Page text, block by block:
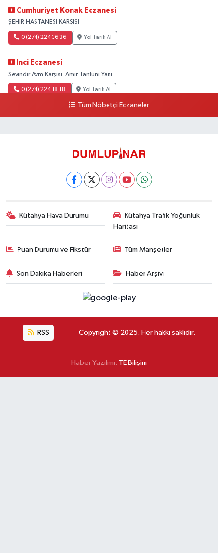
Cumhuriyet Konak Eczanesi
ŞEHİR HASTANESİ KARŞISI
0 (274) 224 36 36 Yol Tarifi Al
Inci Eczanesi
Sevindir Avm Karşısı. Amir Tantuni Yanı.
0 (274) 224 18 18 Yol Tarifi Al
Tüm Nöbetçi Eczaneler
Kütahya Hava Durumu
Kütahya Trafik Yoğunluk
Haritası
Puan Durumu ve Fikstür Tüm Manşetler
Son Dakika Haberleri Haber Arşivi
RSS Copyright © 2025. Her hakkı saklıdır.
Haber Yazılımı: TE Bilişim